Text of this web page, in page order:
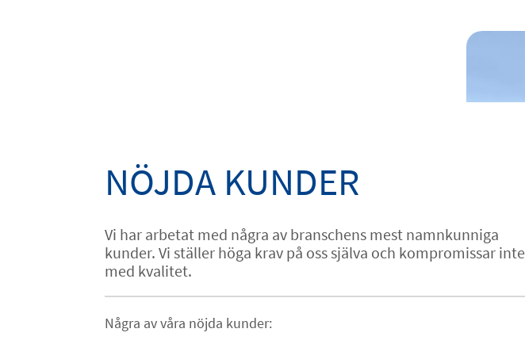
NÖJDA KUNDER
Vi har arbetat med några av branschens mest namnkunniga
kunder. Vi ställer höga krav på oss själva och kompromissar inte
med kvalitet.
Några av våra nöjda kunder: